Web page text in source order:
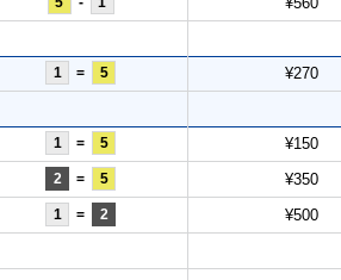
1 = 5 ¥270
1 = 5 ¥150
2 = 5 ¥350
1 = 2 ¥500